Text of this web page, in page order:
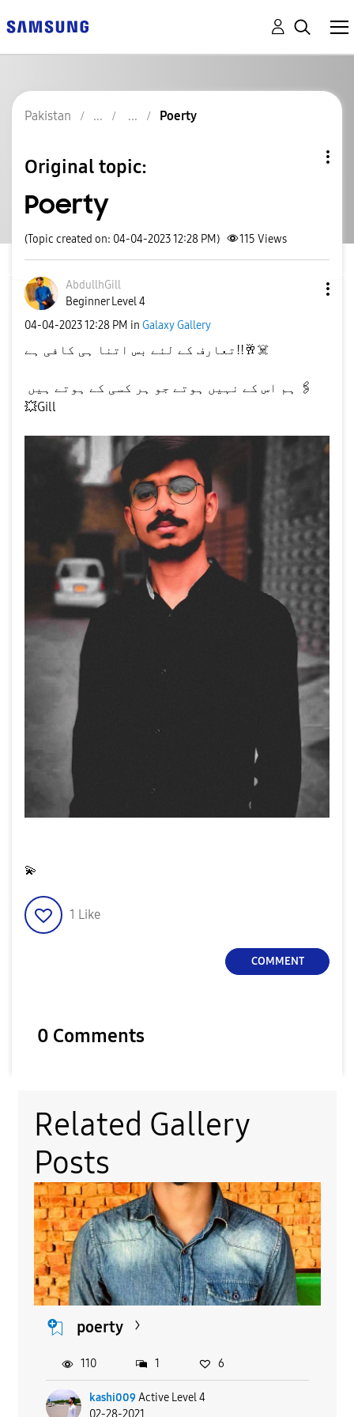
Pakistan Poerty
Original topic:
Poerty
(Topic created on: 04-04-2023 12:28 PM) 115 Views
AbdullhGill
Beginner Level 4
‎04-04-202312:28 PM in Galaxy Gallery
تعارف کے لئے بس اتنا ہی کافی ہے!! 🥂 ☠️
🖇
💥Gill
💫
1 Like
COMMENT
0 Comments
Related Gallery
Posts
poerty
kashi009 Active Level 4
110 1 6